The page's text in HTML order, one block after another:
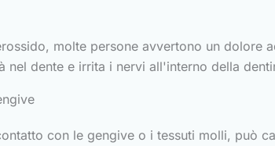
molte persone avvertono un
nel dente e irrita i nervi all'interno della
con le gengive o i tessuti molli, può